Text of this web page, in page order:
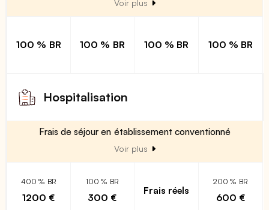
Voir plus
100 % BR 100 % BR 100 % BR 100 % BR
Hospitalisation
Frais de séjour en établissement conventionné
Voir plus
400 % BR
1200 €
100 % BR
300 €
Frais réels
200 % BR
600 €